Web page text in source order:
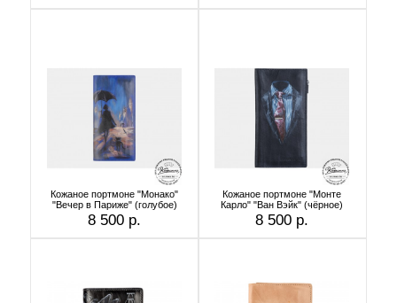
Кожаное портмоне "Монако"
"Вечер в Париже" (голубое)
8 500 р.
Кожаное портмоне "Монте
Карло" "Ван Вэйк" (чёрное)
8 500 р.